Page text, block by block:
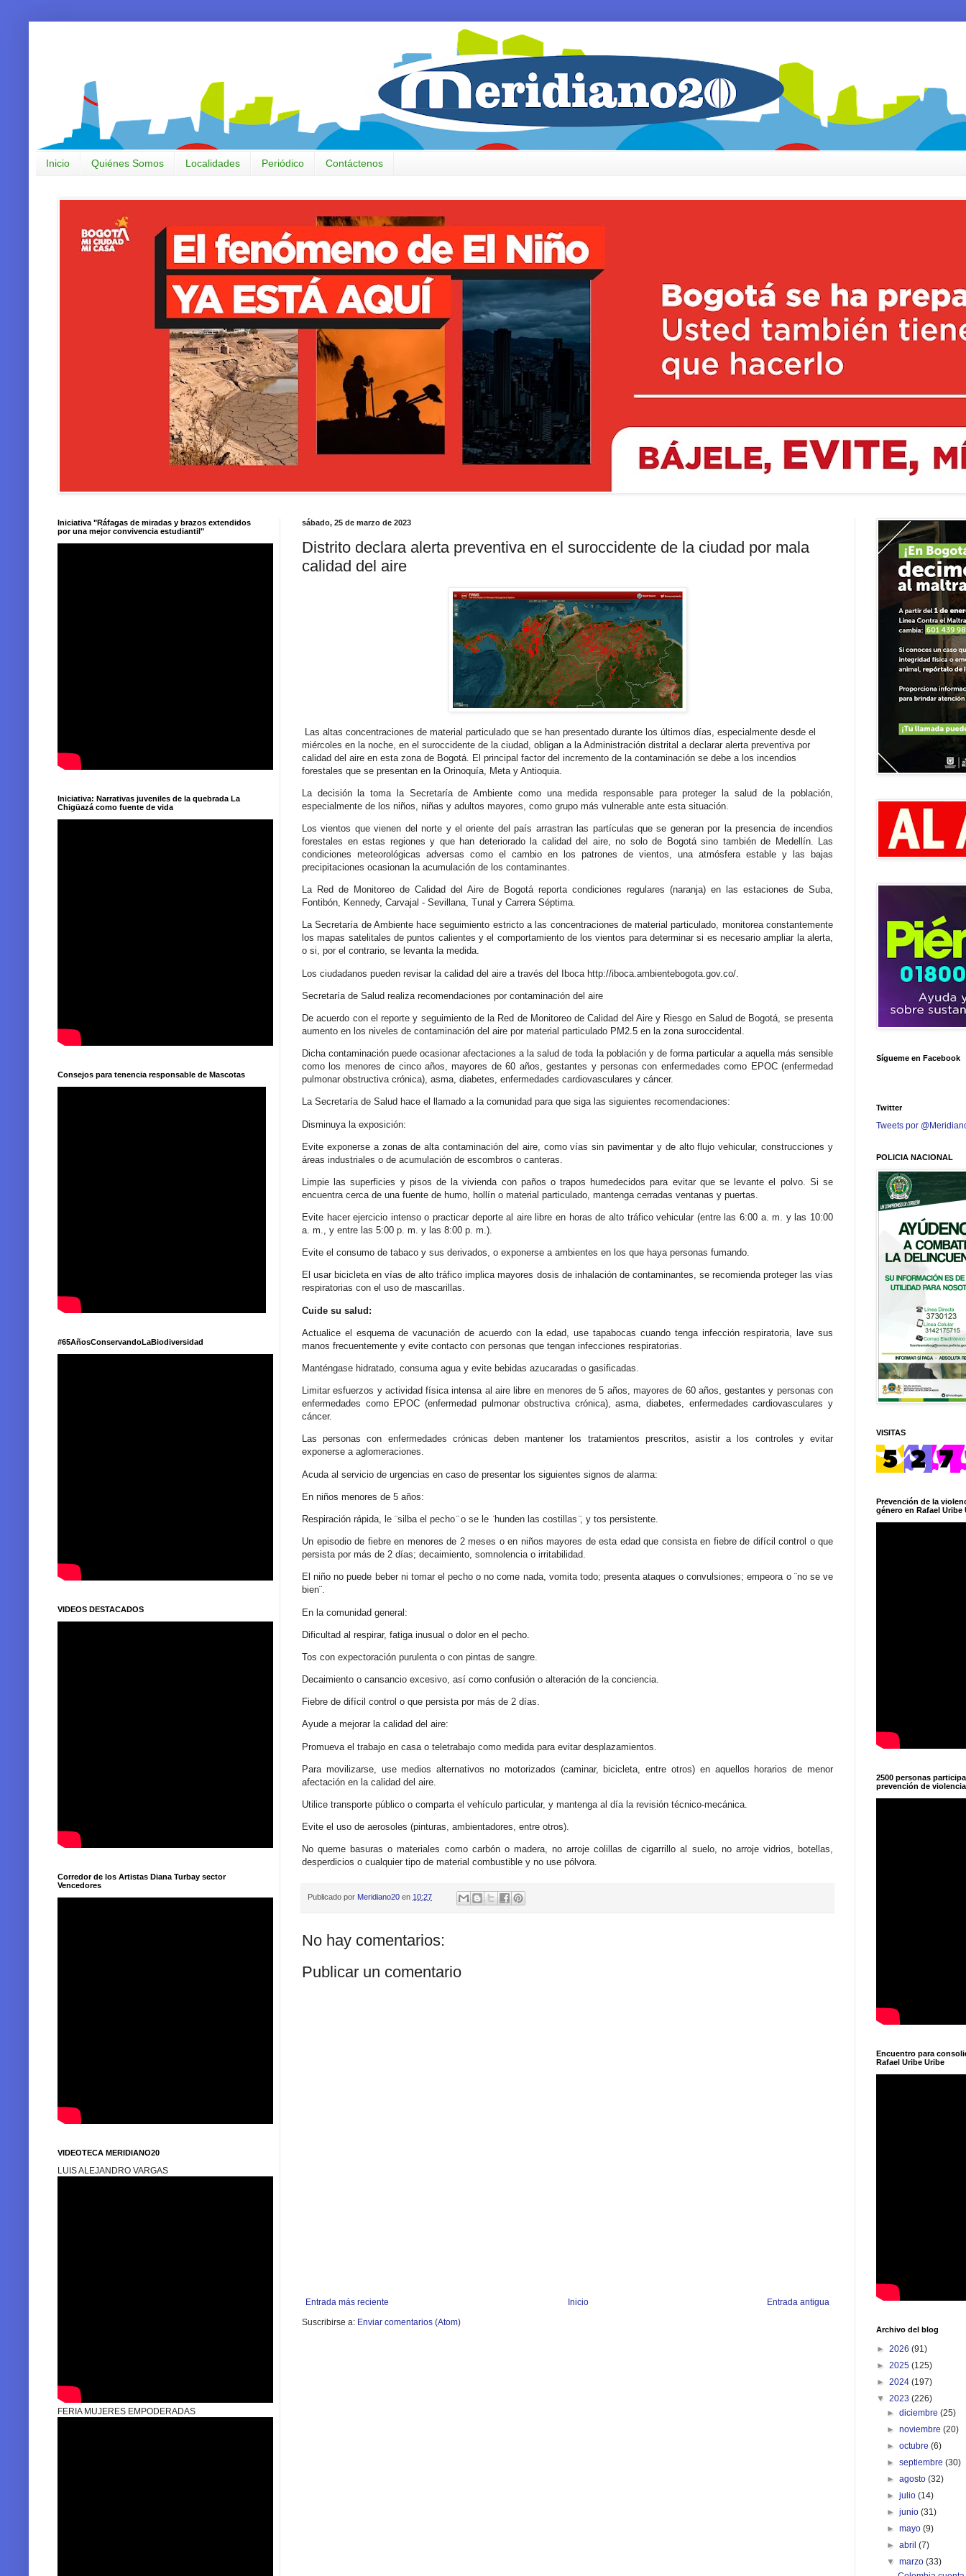
Inicio Quiénes Somos Localidades Periódico Contáctenos
sábado, 25 de marzo de 2023
Distrito declara alerta preventiva en el suroccidente de la ciudad por mala
calidad del aire
Las altas concentraciones de material particulado que se han presentado durante los últimos días, especialmente desde el
miércoles en la noche, en el suroccidente de la ciudad, obligan a la Administración distrital a declarar alerta preventiva por
calidad del aire en esta zona de Bogotá. El principal factor del incremento de la contaminación se debe a los incendios
forestales que se presentan en la Orinoquía, Meta y Antioquia.
La decisión la toma la Secretaría de Ambiente como una medida responsable para proteger la salud de la población,
especialmente de los niños, niñas y adultos mayores, como grupo más vulnerable ante esta situación.
Los vientos que vienen del norte y el oriente del país arrastran las partículas que se generan por la presencia de incendios
forestales en estas regiones y que han deteriorado la calidad del aire, no solo de Bogotá sino también de Medellín. Las
condiciones meteorológicas adversas como el cambio en los patrones de vientos, una atmósfera estable y las bajas
precipitaciones ocasionan la acumulación de los contaminantes.
La Red de Monitoreo de Calidad del Aire de Bogotá reporta condiciones regulares (naranja) en las estaciones de Suba,
Fontibón, Kennedy, Carvajal - Sevillana, Tunal y Carrera Séptima.
La Secretaría de Ambiente hace seguimiento estricto a las concentraciones de material particulado, monitorea constantemente
los mapas satelitales de puntos calientes y el comportamiento de los vientos para determinar si es necesario ampliar la alerta,
o si, por el contrario, se levanta la medida.
Los ciudadanos pueden revisar la calidad del aire a través del Iboca http://iboca.ambientebogota.gov.co/.
Secretaría de Salud realiza recomendaciones por contaminación del aire
De acuerdo con el reporte y seguimiento de la Red de Monitoreo de Calidad del Aire y Riesgo en Salud de Bogotá, se presenta
aumento en los niveles de contaminación del aire por material particulado PM2.5 en la zona suroccidental.
Dicha contaminación puede ocasionar afectaciones a la salud de toda la población y de forma particular a aquella más sensible
como los menores de cinco años, mayores de 60 años, gestantes y personas con enfermedades como EPOC (enfermedad
pulmonar obstructiva crónica), asma, diabetes, enfermedades cardiovasculares y cáncer.
La Secretaría de Salud hace el llamado a la comunidad para que siga las siguientes recomendaciones:
Disminuya la exposición:
Evite exponerse a zonas de alta contaminación del aire, como vías sin pavimentar y de alto flujo vehicular, construcciones y
áreas industriales o de acumulación de escombros o canteras.
Limpie las superficies y pisos de la vivienda con paños o trapos humedecidos para evitar que se levante el polvo. Si se
encuentra cerca de una fuente de humo, hollín o material particulado, mantenga cerradas ventanas y puertas.
Evite hacer ejercicio intenso o practicar deporte al aire libre en horas de alto tráfico vehicular (entre las 6:00 a. m. y las 10:00
a. m., y entre las 5:00 p. m. y las 8:00 p. m.).
Evite el consumo de tabaco y sus derivados, o exponerse a ambientes en los que haya personas fumando.
El usar bicicleta en vías de alto tráfico implica mayores dosis de inhalación de contaminantes, se recomienda proteger las vías
respiratorias con el uso de mascarillas.
Cuide su salud:
Actualice el esquema de vacunación de acuerdo con la edad, use tapabocas cuando tenga infección respiratoria, lave sus
manos frecuentemente y evite contacto con personas que tengan infecciones respiratorias.
Manténgase hidratado, consuma agua y evite bebidas azucaradas o gasificadas.
Limitar esfuerzos y actividad física intensa al aire libre en menores de 5 años, mayores de 60 años, gestantes y personas con
enfermedades como EPOC (enfermedad pulmonar obstructiva crónica), asma, diabetes, enfermedades cardiovasculares y
cáncer.
Las personas con enfermedades crónicas deben mantener los tratamientos prescritos, asistir a los controles y evitar
exponerse a aglomeraciones.
Acuda al servicio de urgencias en caso de presentar los siguientes signos de alarma:
En niños menores de 5 años:
Respiración rápida, le ¨silba el pecho ̈ o se le ̈hunden las costillas ̈, y tos persistente.
Un episodio de fiebre en menores de 2 meses o en niños mayores de esta edad que consista en fiebre de difícil control o que
persista por más de 2 días; decaimiento, somnolencia o irritabilidad.
El niño no puede beber ni tomar el pecho o no come nada, vomita todo; presenta ataques o convulsiones; empeora o ¨no se ve
bien¨.
En la comunidad general:
Dificultad al respirar, fatiga inusual o dolor en el pecho.
Tos con expectoración purulenta o con pintas de sangre.
Decaimiento o cansancio excesivo, así como confusión o alteración de la conciencia.
Fiebre de difícil control o que persista por más de 2 días.
Ayude a mejorar la calidad del aire:
Promueva el trabajo en casa o teletrabajo como medida para evitar desplazamientos.
Para movilizarse, use medios alternativos no motorizados (caminar, bicicleta, entre otros) en aquellos horarios de menor
afectación en la calidad del aire.
Utilice transporte público o comparta el vehículo particular, y mantenga al día la revisión técnico-mecánica.
Evite el uso de aerosoles (pinturas, ambientadores, entre otros).
No queme basuras o materiales como carbón o madera, no arroje colillas de cigarrillo al suelo, no arroje vidrios, botellas,
desperdicios o cualquier tipo de material combustible y no use pólvora.
Publicado por Meridiano20 en 10:27
No hay comentarios:
Publicar un comentario
Entrada más reciente Entrada antigua
Inicio
Suscribirse a: Enviar comentarios (Atom)
Iniciativa "Ráfagas de miradas y brazos extendidos
por una mejor convivencia estudiantil"
Iniciativa: Narrativas juveniles de la quebrada La
Chigüazá como fuente de vida
Consejos para tenencia responsable de Mascotas
#65AñosConservandoLaBiodiversidad
VIDEOS DESTACADOS
Corredor de los Artistas Diana Turbay sector
Vencedores
VIDEOTECA MERIDIANO20
LUIS ALEJANDRO VARGAS
FERIA MUJERES EMPODERADAS
Sígueme en Facebook
Twitter
Tweets por
POLICIA NACIONAL
VISITAS
Prevención de la
género en Rafael Uribe
2500 personas
prevención de
Encuentro para
Rafael Uribe Uribe
Archivo del blog
► 2026 (91)
► 2025 (125)
► 2024 (197)
▼ 2023 (226)
►diciembre(25)
►noviembre(20)
►octubre(6)
►septiembre(30)
►agosto(32)
►julio(14)
►junio(31)
►mayo(9)
►abril(7)
▼marzo(33)